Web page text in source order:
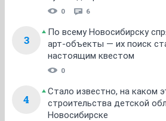
0 6
3
По всему Новосибирску
арт-объекты — их поиск
настоящим квестом
0
4
Стало известно, на каком
строительства детской
Новосибирске